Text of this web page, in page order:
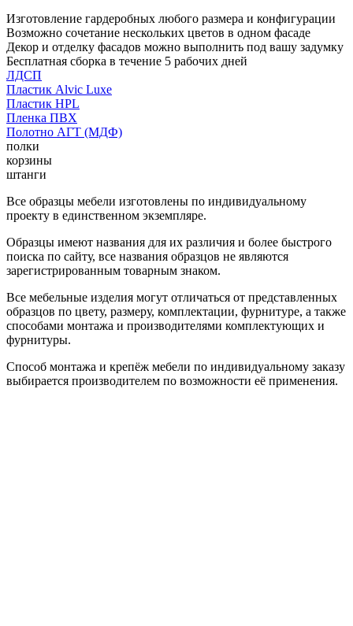
Изготовление гардеробных любого размера и конфигурации
Возможно сочетание нескольких цветов в одном фасаде
Декор и отделку фасадов можно выполнить под вашу задумку
Бесплатная сборка в течение 5 рабочих дней
ЛДСП
Пластик Alvic Luxe
Пластик HPL
Пленка ПВХ
Полотно АГТ (МДФ)
полки
корзины
штанги
Все образцы мебели изготовлены по индивидуальному
проекту в единственном экземпляре.
Образцы имеют названия для их различия и более быстрого
поиска по сайту, все названия образцов не являются
зарегистрированным товарным знаком.
Все мебельные изделия могут отличаться от представленных
образцов по цвету, размеру, комплектации, фурнитуре, а также
способами монтажа и производителями комплектующих и
фурнитуры.
Способ монтажа и крепёж мебели по индивидуальному заказу
выбирается производителем по возможности её применения.